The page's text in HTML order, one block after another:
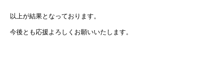
以上が結果となっております。
今後とも応援よろしくお願いいたします。